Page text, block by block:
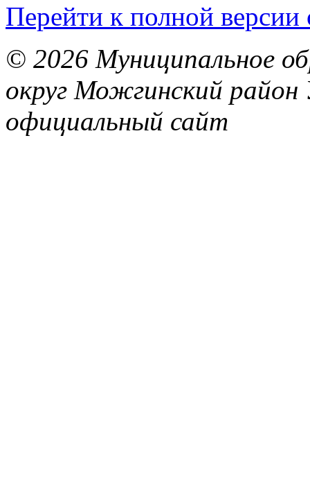
Перейти к полной версии
© 2026 Муниципальное
округ Можгинский район
официальный сайт